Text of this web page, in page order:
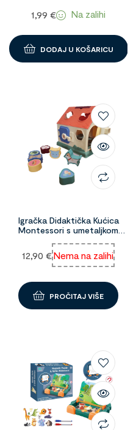
1,99€ Na zalihi
DODAJ U KOŠARICU
Igračka Didaktička Kućica
Montessori s umetaljkom
12,90 €Nema na zalihi
PROČITAJ VIŠE